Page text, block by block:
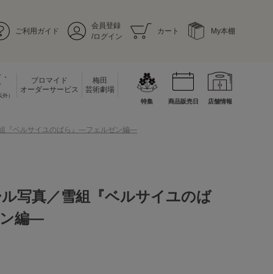
ご利用ガイド
会員登録
/ログイン
カート My本棚
）
ブロマイド
オーダーサービス
梅田
芸術劇場
特集 商品販売日 店舗情報
『ベルサイユのばら』―フェルゼン編―
写真／雪組『ベルサイユのば
編―